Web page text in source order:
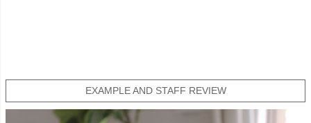
EXAMPLE AND STAFF REVIEW